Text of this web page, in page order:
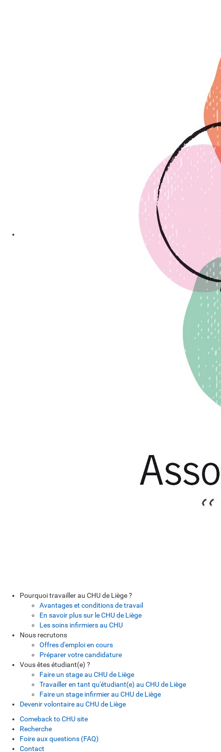
Pourquoi travailler au CHU de Liège ?
Avantages et conditions de travail
En savoir plus sur le CHU de Liège
Les soins infirmiers au CHU
Nous recrutons
Offres d'emploi en cours
Préparer votre candidature
Vous êtes étudiant(e) ?
Faire un stage au CHU de Liège
Travailler en tant qu'étudiant(e) au CHU de Liège
Faire un stage infirmier au CHU de Liège
Devenir volontaire au CHU de Liège
Comeback to CHU site
Recherche
Foire aux questions (FAQ)
Contact